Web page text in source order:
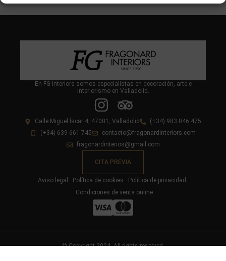
En FG Interiors somos especialistas en decoración, arte e
interiorismo en Valladolid.
Calle Miguel Íscar 4, 47001, Valladolid
(+34) 983 046 475
(+34) 639 661 745
contacto@fragonardinteriors.com
fragonardinterios@gmail.com
CITA PREVIA
Aviso legal Política de cookies
Política de privacidad
Condiciones de venta online
© Copyright 2024. All rights reserved.